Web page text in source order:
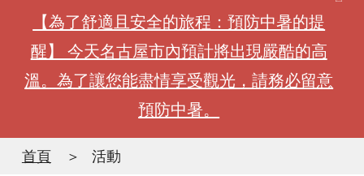
【為了舒適且安全的旅程：預防中暑的提
醒】 今天名古屋市內預計將出現嚴酷的高
溫。為了讓您能盡情享受觀光，請務必留意
預防中暑。
首頁 活動